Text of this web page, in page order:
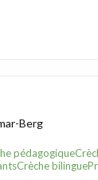
Berg
pédagogique
Crèche bilingue